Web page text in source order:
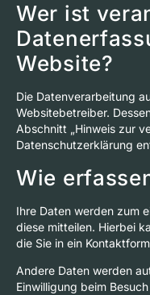
Wer ist
Website?
Die Datenverarbeitung
Websitebetreiber.
Abschnitt „Hinweis zur
Datenschutzerklärung
Wie
Ihre Daten werden zum
diese mitteilen. Hierbei
die Sie in ein
Andere Daten werden
Einwilligung beim